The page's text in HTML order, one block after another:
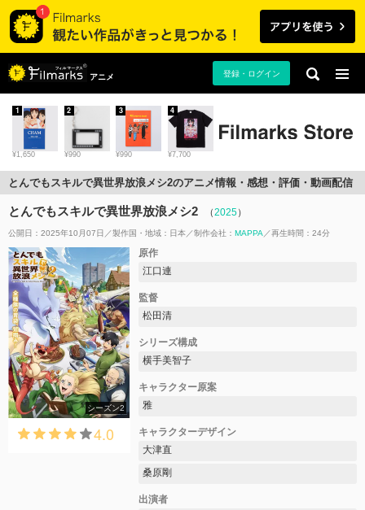
アニメ 登録・ログイン
¥1,650
1
¥990
2
¥990
3
¥7,700
4
とんでもスキルで異世界放浪メシ2のアニメ情報・感想・評価・動画配信
とんでもスキルで異世界放浪メシ2 （2025）
公開日：2025年10月07日 製作国・地域： 日本 制作会社： MAPPA 再生時間：24分
シーズン2
4.0
原作
江口連
監督
松田清
シリーズ構成
横手美智子
キャラクター原案
雅
キャラクターデザイン
大津直
桑原剛
出演者